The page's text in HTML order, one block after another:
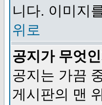
니다. 이미지
위로
공지가 무엇
공지는 가끔
게시판의 맨